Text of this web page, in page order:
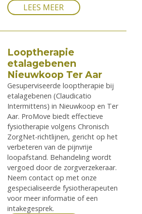
LEES MEER
Looptherapie
etalagebenen
Nieuwkoop Ter Aar
Gesuperviseerde looptherapie bij
etalagebenen (Claudicatio
Intermittens) in Nieuwkoop en Ter
Aar. ProMove biedt effectieve
fysiotherapie volgens Chronisch
ZorgNet-richtlijnen, gericht op het
verbeteren van de pijnvrije
loopafstand. Behandeling wordt
vergoed door de zorgverzekeraar.
Neem contact op met onze
gespecialiseerde fysiotherapeuten
voor meer informatie of een
intakegesprek.